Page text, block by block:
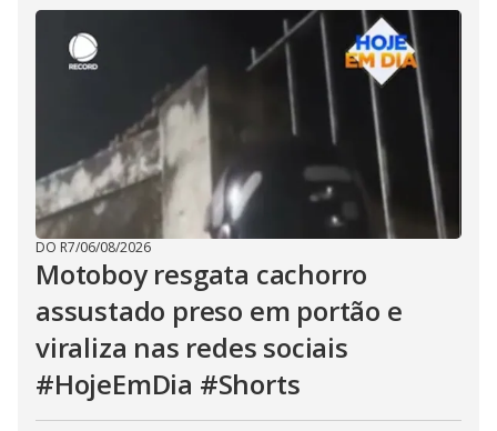
DO R7/06/08/2026
Motoboy resgata cachorro
assustado preso em portão e
viraliza nas redes sociais
#HojeEmDia #Shorts